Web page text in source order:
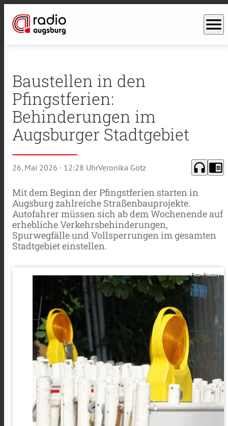
menu
Baustellen in den
Pfingstferien:
Behinderungen im
Augsburger Stadtgebiet
26. Mai 2026 · 12:28 UhrVeronika Götz headphones chrome_reader_mode
Mit dem Beginn der Pfingstferien starten in
Augsburg zahlreiche Straßenbauprojekte.
Autofahrer müssen sich ab dem Wochenende auf
erhebliche Verkehrsbehinderungen,
Spurwegfälle und Vollsperrungen im gesamten
Stadtgebiet einstellen.
Foto: Pixabay